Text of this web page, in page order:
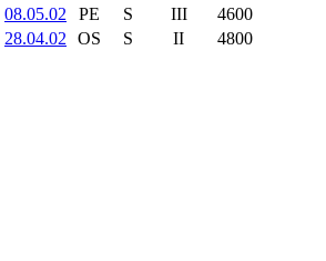
08.05.02
PE S III 4600
28.04.02
OS S II 4800